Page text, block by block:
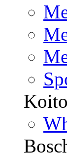
Koito